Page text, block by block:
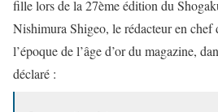
fille lors de la 27ème édition du
Nishimura Shigeo, le rédacteur en chef
l’époque de l’âge d’or du magazine,
déclaré :